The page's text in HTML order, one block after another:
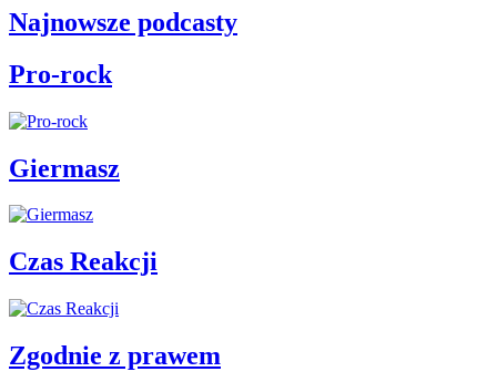
Najnowsze podcasty
Pro-rock
Giermasz
Czas Reakcji
Zgodnie z prawem